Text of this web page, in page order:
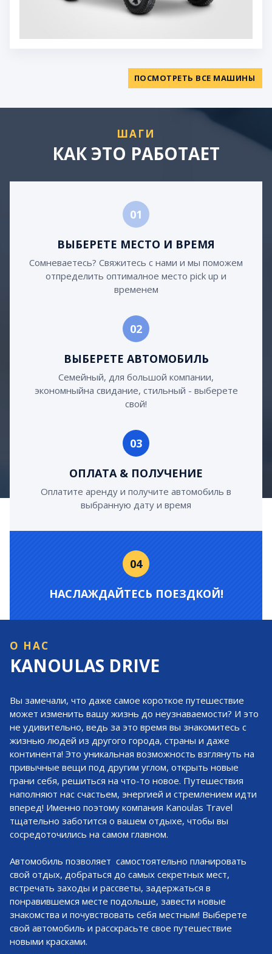
ПОСМОТРЕТЬ ВСЕ МАШИНЫ
ШАГИ
КАК ЭТО РАБОТАЕТ
01
ВЫБЕРЕТЕ МЕСТО И ВРЕМЯ
Сомневаетесь? Свяжитесь с нами и мы поможем
отпределить оптималное место pick up и
временем
02
ВЫБЕРЕТЕ АВТОМОБИЛЬ
Семейный, для большой компании,
экономныйна свидание, стильный - выберете
свой!
03
ОПЛАТА & ПОЛУЧЕНИЕ
Оплатите аренду и получите автомобиль в
выбранную дату и время
04
НАСЛАЖДАЙТЕСЬ ПОЕЗДКОЙ!
О НАС
KANOULAS DRIVE
Вы замечали, что даже самое короткое путешествие
может изменить вашу жизнь до неузнаваемости? И это
не удивительно, ведь за это время вы знакомитесь с
жизнью людей из другого города, страны и даже
континента! Это уникальная возможность взглянуть на
привычные вещи под другим углом, открыть новые
грани себя, решиться на что-то новое. Путешествия
наполняют нас счастьем, энергией и стремлением идти
вперед! Именно поэтому компания Kanoulas Travel
тщательно заботится о вашем отдыхе, чтобы вы
сосредоточились на самом главном.
Автомобиль позволяет самостоятельно планировать
свой отдых, добраться до самых секретных мест,
встречать заходы и рассветы, задержаться в
понравившемся месте подольше, завести новые
знакомства и почувствовать себя местным! Выберете
свой автомобиль и расскрасьте свое путешествие
новыми красками.